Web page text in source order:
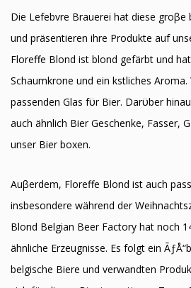
Die Lefebvre Brauerei hat diese groβe
und präsentieren ihre Produkte auf
Floreffe Blond ist blond gefärbt und
Schaumkrone und ein kӧstliches
passenden Glas fϋr Bier. Darϋber
auch ähnlich Bier Geschenke, Fasser,
unser Bier boxen.
Auβerdem, Floreffe Blond ist auch
insbesondere während der
Blond Belgian Beer Factory hat noch
ähnliche Erzeugnisse. Es folgt ein
belgische Biere und verwandten